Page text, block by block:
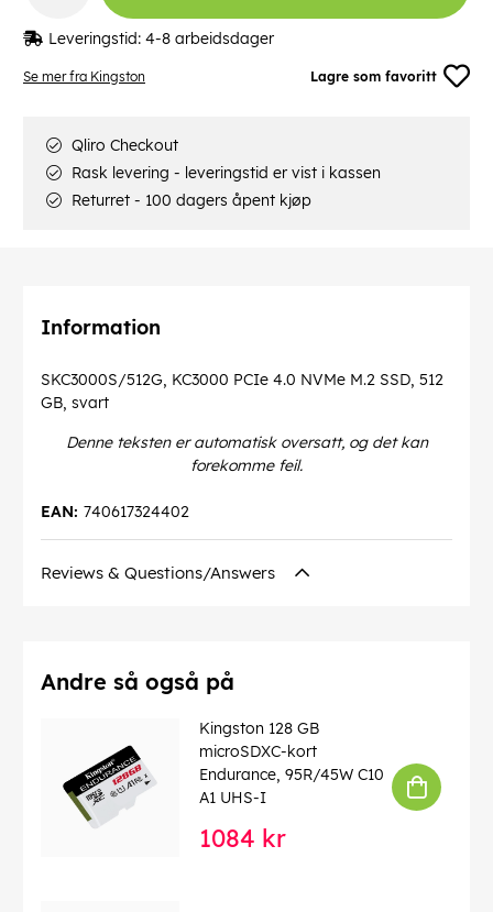
Se mer fra Kingston Lagre som favoritt
Leveringstid: 4-8 arbeidsdager
Qliro Checkout
Rask levering - leveringstid er vist i kassen
Returret - 100 dagers åpent kjøp
Information
SKC3000S/512G, KC3000 PCIe 4.0 NVMe M.2 SSD, 512
GB, svart
Denne teksten er automatisk oversatt, og det kan
forekomme feil.
740617324402
EAN:
Reviews & Questions/Answers
Andre så også på
Kingston 128 GB
microSDXC-kort
Endurance, 95R/45W C10
A1 UHS-I
1084 kr